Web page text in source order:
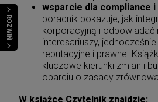
ROZWIŃ
wsparcie dla compliance
poradnik pokazuje, jak
korporacyjną i odpowiadać
interesariuszy,
reputacyjne i prawne.
kluczowe kierunki zmian i
oparciu o zasady
W książce Czytelnik znajdzie: